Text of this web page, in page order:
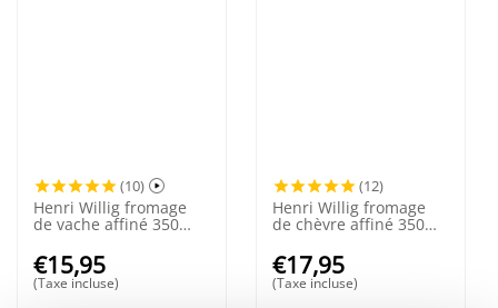
(10)
Henri Willig fromage
de vache affiné 350
€15,95
(Taxe incluse)
(12)
Henri Willig fromage
de chèvre affiné 350
€17,95
(Taxe incluse)